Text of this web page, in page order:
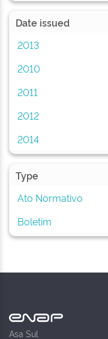
Date issued
2013
2010
2011
2012
2014
Type
Ato Normativo
Boletim
Asa Sul